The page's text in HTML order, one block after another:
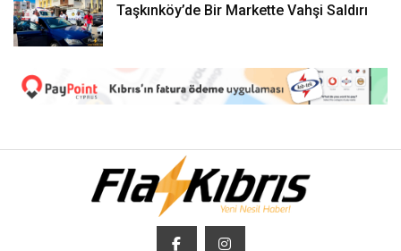
Taşkınköy’de Bir Markette Vahşi Saldırı